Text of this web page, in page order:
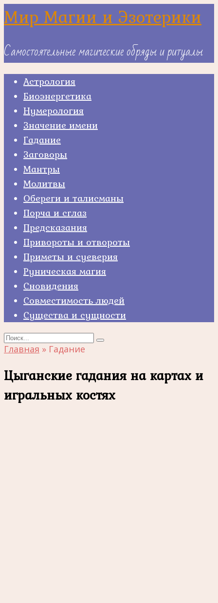
Skip
to
Мир Магии и Эзотерики
Самостоятельные магические обряды и ритуалы
Астрология
Биоэнергетика
Нумерология
Значение имени
Гадание
Заговоры
Мантры
Молитвы
Обереги и талисманы
Порча и сглаз
Предсказания
Привороты и отвороты
Приметы и суеверия
Руническая магия
Сновидения
Совместимость людей
Существа и сущности
Search
for:
Главная » Гадание
Цыганские гадания на картах и
игральных костях